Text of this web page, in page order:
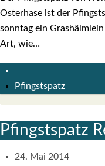
Oster­ha­se ist der
sonn­tag ein
Art, wie…
Pfingstspatz
Pfingst­spatz
24. Mai 2014